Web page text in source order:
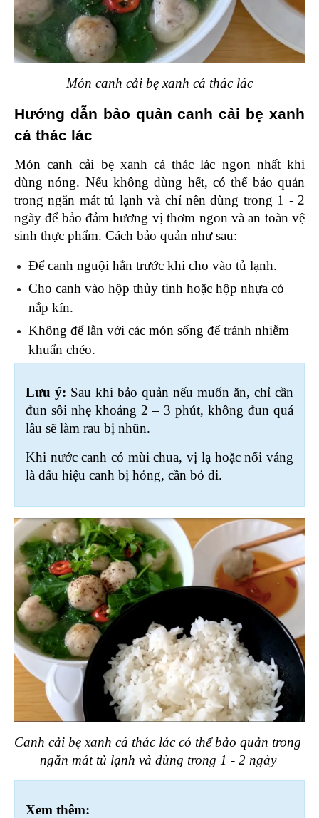
Món canh cải bẹ xanh cá thác lác
Hướng dẫn bảo quản canh cải bẹ xanh
cá thác lác
Món canh cải bẹ xanh cá thác lác ngon nhất khi
dùng nóng. Nếu không dùng hết, có thể bảo quản
trong ngăn mát tủ lạnh và chỉ nên dùng trong 1 - 2
ngày để bảo đảm hương vị thơm ngon và an toàn vệ
sinh thực phẩm. Cách bảo quản như sau:
Để canh nguội hẳn trước khi cho vào tủ lạnh.
Cho canh vào hộp thủy tinh hoặc hộp nhựa có
nắp kín.
Không để lẫn với các món sống để tránh nhiễm
khuẩn chéo.
Lưu ý: Sau khi bảo quản nếu muốn ăn, chỉ cần
đun sôi nhẹ khoảng 2 – 3 phút, không đun quá
lâu sẽ làm rau bị nhũn.
Khi nước canh có mùi chua, vị lạ hoặc nổi váng
là dấu hiệu canh bị hỏng, cần bỏ đi.
Canh cải bẹ xanh cá thác lác có thể bảo quản trong
ngăn mát tủ lạnh và dùng trong 1 - 2 ngày
Xem thêm: